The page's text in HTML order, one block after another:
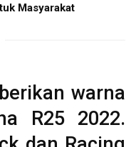
Masyarakat
warna
R25 2022.